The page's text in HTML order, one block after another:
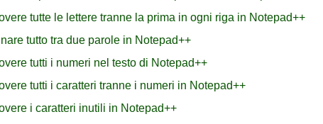
tutte le lettere tranne la prima in ogni riga in Notepad++
tutto tra due parole in Notepad++
tutti i numeri nel testo di Notepad++
tutti i caratteri tranne i numeri in Notepad++
i caratteri inutili in Notepad++